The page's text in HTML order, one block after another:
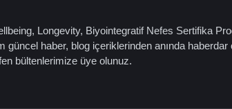
Longevity, Biyointegratif Nefes Sertifika
güncel haber, blog içeriklerinden anında
bültenlerimize üye olunuz.